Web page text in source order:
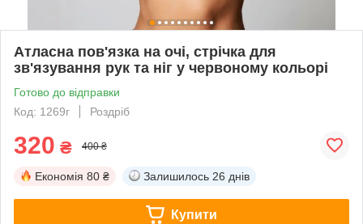
Атласна пов'язка на очі, стрічка для
зв'язування рук та ніг у червоному кольорі
Готово до відправки
Код: 1269г
Роздріб
320 ₴ 400 ₴
Економія 80 ₴ Залишилось 26 днів
Купити